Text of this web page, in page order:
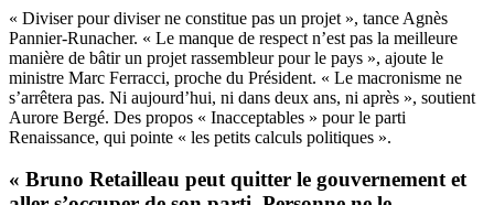
« Diviser pour diviser ne constitue pas un projet », tance Agnès
Pannier-Runacher. « Le manque de respect n’est pas la meilleure
manière de bâtir un projet rassembleur pour le pays », ajoute le
ministre Marc Ferracci, proche du Président. « Le macronisme ne
s’arrêtera pas. Ni aujourd’hui, ni dans deux ans, ni après », soutient
Aurore Bergé. Des propos « Inacceptables » pour le parti
Renaissance, qui pointe « les petits calculs politiques ».
« Bruno Retailleau peut quitter le gouvernement et